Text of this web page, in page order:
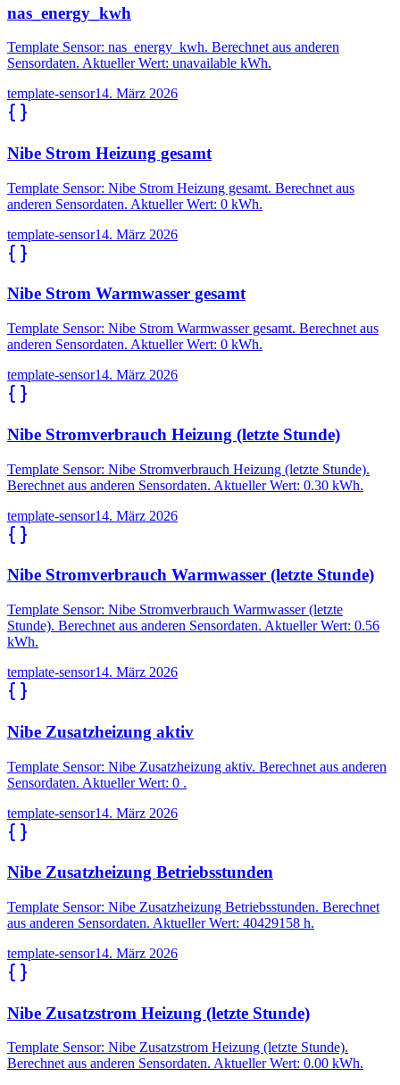
nas_energy_kwh
Template Sensor: nas_energy_kwh. Berechnet aus anderen
Sensordaten. Aktueller Wert: unavailable kWh.
template-sensor14. März 2026
Nibe Strom Heizung gesamt
Template Sensor: Nibe Strom Heizung gesamt. Berechnet aus
anderen Sensordaten. Aktueller Wert: 0 kWh.
template-sensor14. März 2026
Nibe Strom Warmwasser gesamt
Template Sensor: Nibe Strom Warmwasser gesamt. Berechnet aus
anderen Sensordaten. Aktueller Wert: 0 kWh.
template-sensor14. März 2026
Nibe Stromverbrauch Heizung (letzte Stunde)
Template Sensor: Nibe Stromverbrauch Heizung (letzte Stunde).
Berechnet aus anderen Sensordaten. Aktueller Wert: 0.30 kWh.
template-sensor14. März 2026
Nibe Stromverbrauch Warmwasser (letzte Stunde)
Template Sensor: Nibe Stromverbrauch Warmwasser (letzte
Stunde). Berechnet aus anderen Sensordaten. Aktueller Wert: 0.56
kWh.
template-sensor14. März 2026
Nibe Zusatzheizung aktiv
Template Sensor: Nibe Zusatzheizung aktiv. Berechnet aus anderen
Sensordaten. Aktueller Wert: 0 .
template-sensor14. März 2026
Nibe Zusatzheizung Betriebsstunden
Template Sensor: Nibe Zusatzheizung Betriebsstunden. Berechnet
aus anderen Sensordaten. Aktueller Wert: 40429158 h.
template-sensor14. März 2026
Nibe Zusatzstrom Heizung (letzte Stunde)
Template Sensor: Nibe Zusatzstrom Heizung (letzte Stunde).
Berechnet aus anderen Sensordaten. Aktueller Wert: 0.00 kWh.